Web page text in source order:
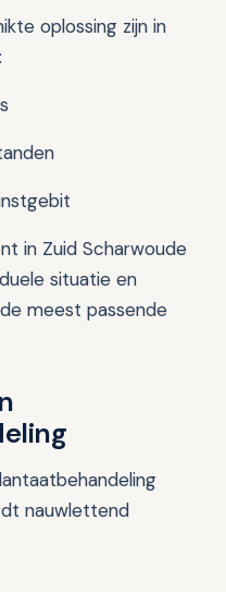
oplossing zijn in
in Zuid Scharwoude
situatie en
meest passende
nauwlettend